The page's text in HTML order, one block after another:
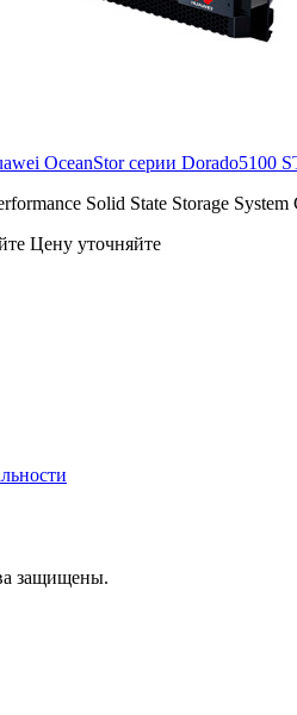
OceanStor серии Dorado5100
Solid State Storage
Цену уточняйте
защищены.